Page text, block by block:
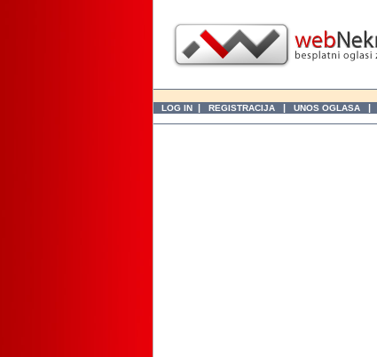
LOG IN | REGISTRACIJA | UNOS OGLASA |